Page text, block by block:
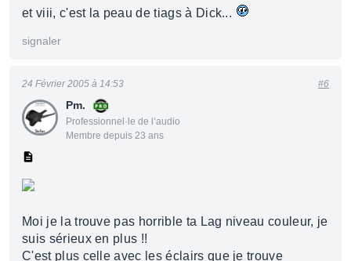
et viii, c'est la peau de tiags à Dick...
signaler
Pm.
Professionnel·le de l’audio
Membre depuis 23 ans
24 Février 2005 à 14:53 #6
Moi je la trouve pas horrible ta Lag niveau couleur, je
suis sérieux en plus !!
C'est plus celle avec les éclairs que je trouve